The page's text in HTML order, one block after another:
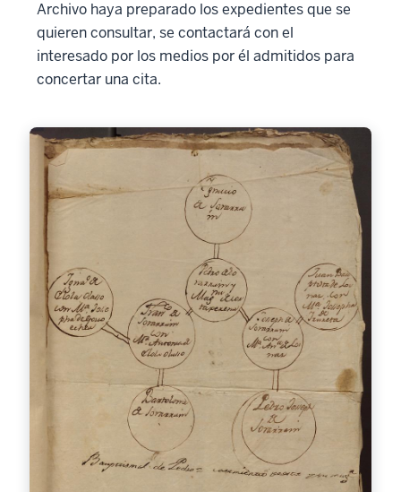
Archivo haya preparado los expedientes que se
quieren consultar, se contactará con el
interesado por los medios por él admitidos para
concertar una cita.